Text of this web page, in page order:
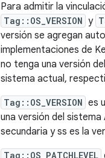
Para admitir la
Tag::OS_VERSION y
versión se agregan
implementaciones de
no tenga una versión
sistema actual,
Tag::OS_VERSION es
una versión del
secundaria y ss es la
Tag::OS_PATCHLEVEL